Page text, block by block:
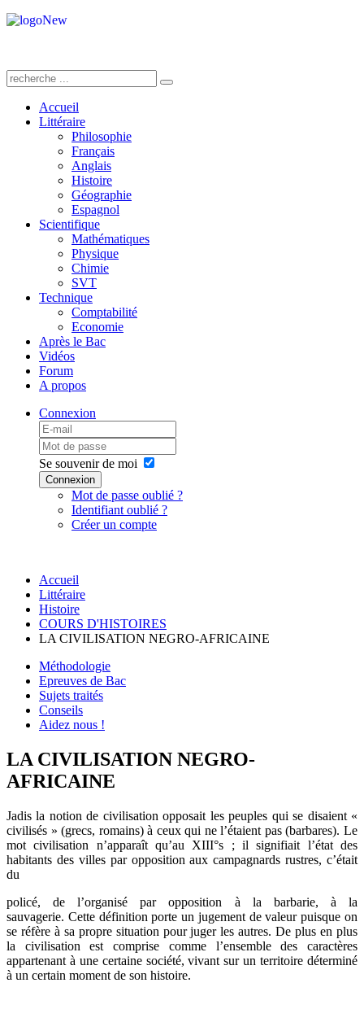
Accueil
Littéraire
Philosophie
Français
Anglais
Histoire
Géographie
Espagnol
Scientifique
Mathématiques
Physique
Chimie
SVT
Technique
Comptabilité
Economie
Après le Bac
Vidéos
Forum
A propos
Connexion
Se souvenir de moi
Connexion
Mot de passe oublié ?
Identifiant oublié ?
Créer un compte
Accueil
Littéraire
Histoire
COURS D'HISTOIRES
LA CIVILISATION NEGRO-AFRICAINE
Méthodologie
Epreuves de Bac
Sujets traités
Conseils
Aidez nous !
LA CIVILISATION NEGRO-
AFRICAINE
Jadis la notion de civilisation opposait les peuples qui se disaient «
civilisés » (grecs, romains) à ceux qui ne l’étaient pas (barbares). Le
mot civilisation n’apparaît qu’au XIII°s ; il signifiait l’état des
habitants des villes par opposition aux campagnards rustres, c’était
du
policé, de l’organisé par opposition à la barbarie, à la
sauvagerie. Cette définition porte un jugement de valeur puisque on
se réfère à sa propre situation pour juger les autres. De plus en plus
la civilisation est comprise comme l’ensemble des caractères
appartenant à une certaine société, vivant sur un territoire déterminé
à un certain moment de son histoire.